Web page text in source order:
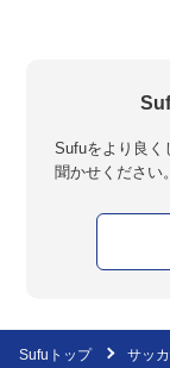
Sufuをより良く
聞かせください。
Sufuトップ サッ